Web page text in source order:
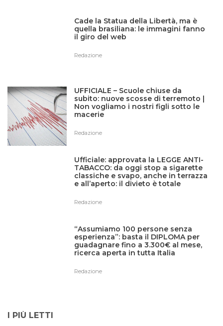
Cade la Statua della Libertà, ma è
quella brasiliana: le immagini fanno
il giro del web
Redazione
UFFICIALE – Scuole chiuse da
subito: nuove scosse di terremoto |
Non vogliamo i nostri figli sotto le
macerie
Redazione
Ufficiale: approvata la LEGGE ANTI-
TABACCO: da oggi stop a sigarette
classiche e svapo, anche in terrazza
e all’aperto: il divieto è totale
Redazione
“Assumiamo 100 persone senza
esperienza”: basta il DIPLOMA per
guadagnare fino a 3.300€ al mese,
ricerca aperta in tutta Italia
Redazione
I PIÙ LETTI